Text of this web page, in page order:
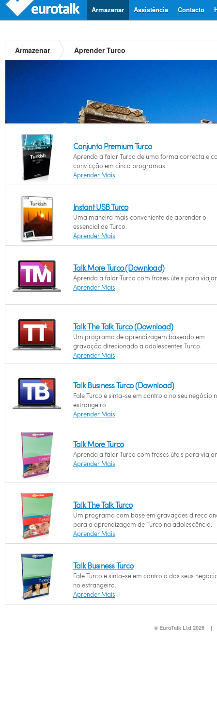
Contacto
Assistência
Armazenar
Armazenar Aprender Turco
Conjunto Premium Turco
Aprenda a falar Turco de uma forma correcta e
convicção em cinco programas.
Aprender Mais
Instant USB Turco
Uma maneira mais conveniente de aprender o
essencial de Turco.
Aprender Mais
Talk More Turco (Download)
Aprenda a falar Turco com frases úteis para
Aprender Mais
Talk The Talk Turco (Download)
Um programa de aprendizagem baseado em
gravação direcionado a adolescentes Turco.
Aprender Mais
Talk Business Turco (Download)
Fale Turco e sinta-se em controlo no seu negócio
estrangeiro.
Aprender Mais
Talk More Turco
Aprenda a falar Turco com frases úteis para
Aprender Mais
Talk The Talk Turco
Um programa com base em gravações
para a aprendizagem de Turco na adolescência.
Aprender Mais
Talk Business Turco
Fale Turco e sinta-se em controlo dos seus
no estrangeiro.
Aprender Mais
© EuroTalk Ltd 2026 |